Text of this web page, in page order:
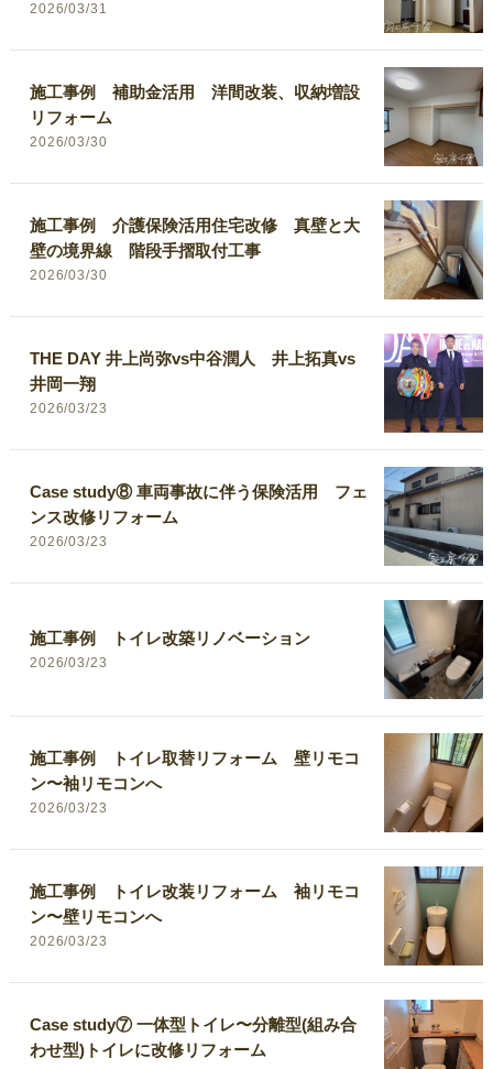
2026/03/31
施工事例 補助金活用 洋間改装、収納増設
リフォーム
2026/03/30
施工事例 介護保険活用住宅改修 真壁と大
壁の境界線 階段手摺取付工事
2026/03/30
THE DAY 井上尚弥vs中谷潤人 井上拓真vs
井岡一翔
2026/03/23
Case study⑧ 車両事故に伴う保険活用 フェ
ンス改修リフォーム
2026/03/23
施工事例 トイレ改築リノベーション
2026/03/23
施工事例 トイレ取替リフォーム 壁リモコ
ン〜袖リモコンへ
2026/03/23
施工事例 トイレ改装リフォーム 袖リモコ
ン〜壁リモコンへ
2026/03/23
Case study⑦ 一体型トイレ〜分離型(組み合
わせ型)トイレに改修リフォーム